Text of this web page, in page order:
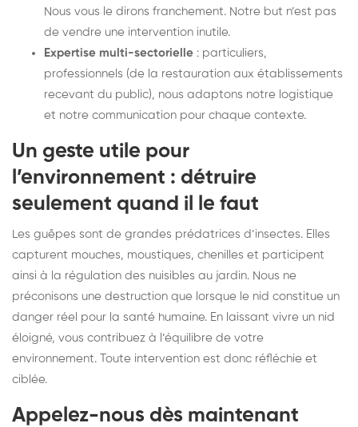
Nous vous le dirons franchement. Notre but n’est pas
de vendre une intervention inutile.
Expertise multi-sectorielle : particuliers,
professionnels (de la restauration aux établissements
recevant du public), nous adaptons notre logistique
et notre communication pour chaque contexte.
Un geste utile pour
l’environnement : détruire
seulement quand il le faut
Les guêpes sont de grandes prédatrices d’insectes. Elles
capturent mouches, moustiques, chenilles et participent
ainsi à la régulation des nuisibles au jardin. Nous ne
préconisons une destruction que lorsque le nid constitue un
danger réel pour la santé humaine. En laissant vivre un nid
éloigné, vous contribuez à l’équilibre de votre
environnement. Toute intervention est donc réfléchie et
ciblée.
Appelez-nous dès maintenant